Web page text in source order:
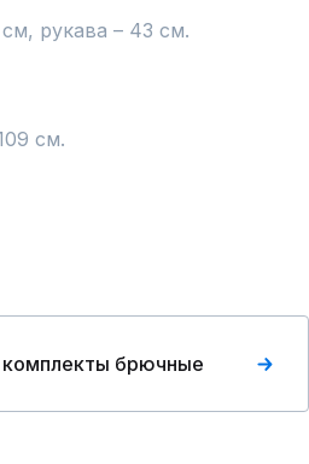
рукава – 43 см.
см.
брючные